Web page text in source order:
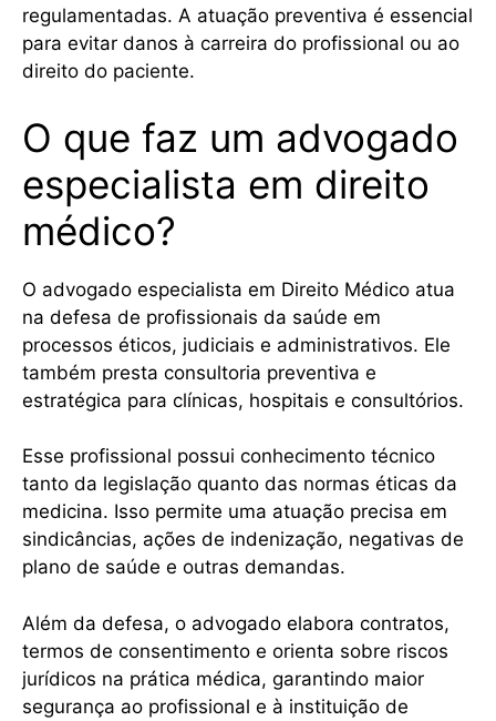
regulamentadas. A atuação preventiva é essencial
para evitar danos à carreira do profissional ou ao
direito do paciente.
O que faz um advogado
especialista em direito
médico?
O advogado especialista em Direito Médico atua
na defesa de profissionais da saúde em
processos éticos, judiciais e administrativos. Ele
também presta consultoria preventiva e
estratégica para clínicas, hospitais e consultórios.
Esse profissional possui conhecimento técnico
tanto da legislação quanto das normas éticas da
medicina. Isso permite uma atuação precisa em
sindicâncias, ações de indenização, negativas de
plano de saúde e outras demandas.
Além da defesa, o advogado elabora contratos,
termos de consentimento e orienta sobre riscos
jurídicos na prática médica, garantindo maior
segurança ao profissional e à instituição de